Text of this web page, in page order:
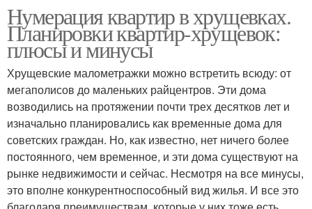
Нумерация квартир в хрущевках.
Планировки квартир-хрущевок:
плюсы и минусы
Хрущевские малометражки можно встретить всюду: от
мегаполисов до маленьких райцентров. Эти дома
возводились на протяжении почти трех десятков лет и
изначально планировались как временные дома для
советских граждан. Но, как известно, нет ничего более
постоянного, чем временное, и эти дома существуют на
рынке недвижимости и сейчас. Несмотря на все минусы,
это вполне конкурентноспособный вид жилья. И все это